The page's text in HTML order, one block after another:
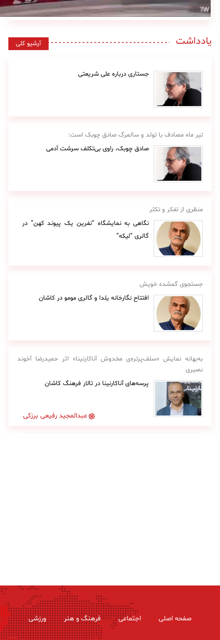
یادداشت آرشیو کلی
جستاری درباره علی شریعتی
تیر ماه مصادف با تولد و سالمرگ صادق چوبک است:
صادق چوبک، راوی بی‌تکلف سرشت آدمی
منظری از تفکر و تکثر
نگاهی به نمایشگاه “نفرین یک پیوند کهن” در
گالری “لیکه”
جستجوی گمشده خویش
افتتاح نگارخانه یلدا و گالری مومو در کاشان
به‌بهانه نمایش «سلف‌پرتره‌ی مخدوش آناکارنینا» اثر حمیدرضا آخوند
نصیری
پرسه‌های آناکارنینا در تالار فرهنگ کاشان
عبدالمجید رفیعی برزکی
صفحه اصلی اجتماعی فرهنگ و هنر ورزشی